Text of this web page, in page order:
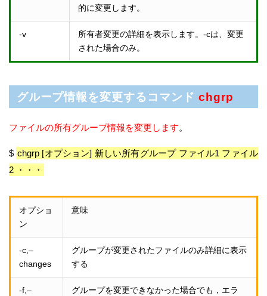
的に変更します。
-v
所有者変更の詳細を表示します。-cは、変更
された場合のみ。
グループ情報を変更するコマンド chgrp
ファイルの所有グループ情報を変更します。
$ chgrp [オプション] 新しい所有グループ ファイル1 ファイル
2 ・・・
オプショ
ン
意味
-c,–
changes
グループが変更されたファイルのみ詳細に表示
する
-f,–
グループを変更できなかった場合でも，エラ